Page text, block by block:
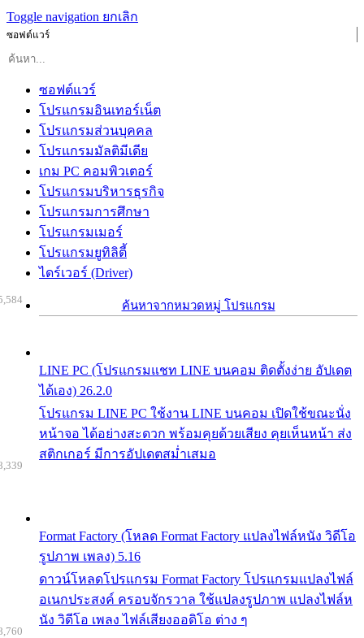
Toggle navigation ยกเลิก
ซอฟต์แวร์
ซอฟต์แวร์
โปรแกรมอินเทอร์เน็ต
โปรแกรมส่วนบุคคล
โปรแกรมมัลติมีเดีย
เกม PC คอมพิวเตอร์
โปรแกรมบริหารธุรกิจ
โปรแกรมการศึกษา
โปรแกรมเมอร์
โปรแกรมยูทิลิตี้
ไดร์เวอร์ (Driver)
ค้นหาจากหมวดหมู่ โปรแกรม
LINE PC (โปรแกรมแชท LINE บนคอม ติดตั้งง่าย อัปเดต
ได้เอง) 26.2.0
โปรแกรม LINE PC ใช้งาน LINE บนคอม เปิดใช้ขณะนั่ง
หน้าจอ ได้อย่างสะดวก พร้อมคุยด้วยเสียง คุยเห็นหน้า ส่ง
สติกเกอร์ มีการอัปเดตสม่ำเสมอ
Format Factory (โหลด Format Factory แปลงไฟล์หนัง วิดีโอ
รูปภาพ เพลง) 5.16
ดาวน์โหลดโปรแกรม Format Factory โปรแกรมแปลงไฟล์
อเนกประสงค์ ครอบจักรวาล ใช้แปลงรูปภาพ แปลงไฟล์ห
นัง วิดีโอ เพลง ไฟล์เสียงออดิโอ ต่าง ๆ